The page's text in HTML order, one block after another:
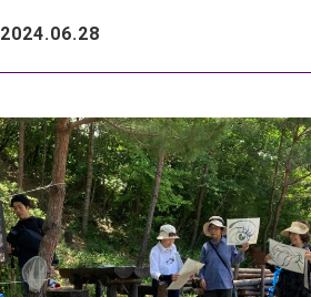
2024.06.28